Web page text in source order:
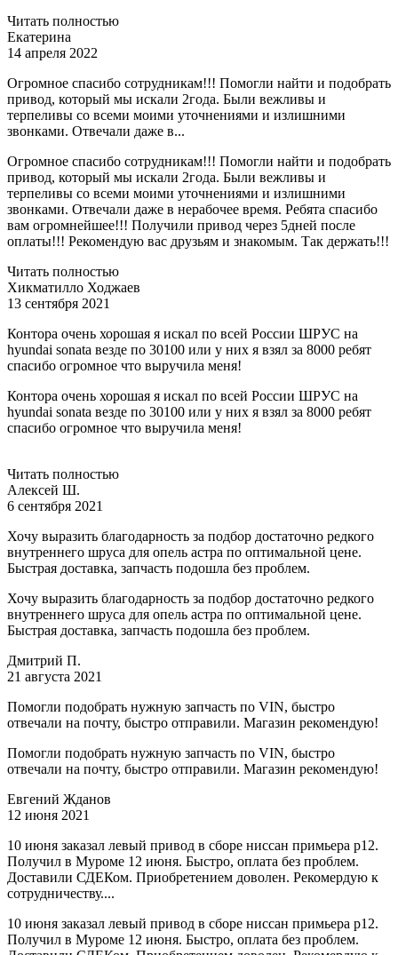
Читать полностью
Екатерина
14 апреля 2022
Огромное спасибо сотрудникам!!! Помогли найти и подобрать
привод, который мы искали 2года. Были вежливы и
терпеливы со всеми моими уточнениями и излишними
звонками. Отвечали даже в...
Огромное спасибо сотрудникам!!! Помогли найти и подобрать
привод, который мы искали 2года. Были вежливы и
терпеливы со всеми моими уточнениями и излишними
звонками. Отвечали даже в нерабочее время. Ребята спасибо
вам огромнейшее!!! Получили привод через 5дней после
оплаты!!! Рекомендую вас друзьям и знакомым. Так держать!!!
Читать полностью
Хикматилло Ходжаев
13 сентября 2021
Контора очень хорошая я искал по всей России ШРУС на
hyundai sonata везде по 30100 или у них я взял за 8000 ребят
спасибо огромное что выручила меня!
Контора очень хорошая я искал по всей России ШРУС на
hyundai sonata везде по 30100 или у них я взял за 8000 ребят
спасибо огромное что выручила меня!
Читать полностью
Алексей Ш.
6 сентября 2021
Хочу выразить благодарность за подбор достаточно редкого
внутреннего шруса для опель астра по оптимальной цене.
Быстрая доставка, запчасть подошла без проблем.
Хочу выразить благодарность за подбор достаточно редкого
внутреннего шруса для опель астра по оптимальной цене.
Быстрая доставка, запчасть подошла без проблем.
Дмитрий П.
21 августа 2021
Помогли подобрать нужную запчасть по VIN, быстро
отвечали на почту, быстро отправили. Магазин рекомендую!
Помогли подобрать нужную запчасть по VIN, быстро
отвечали на почту, быстро отправили. Магазин рекомендую!
Евгений Жданов
12 июня 2021
10 июня заказал левый привод в сборе ниссан примьера р12.
Получил в Муроме 12 июня. Быстро, оплата без проблем.
Доставили СДЕКом. Приобретением доволен. Рекомердую к
сотрудничеству....
10 июня заказал левый привод в сборе ниссан примьера р12.
Получил в Муроме 12 июня. Быстро, оплата без проблем.